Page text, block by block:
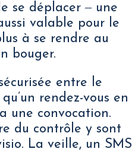
se déplacer ‒ une
valable pour le
à se rendre au
bouger.
entre le
rendez-vous en
une convocation.
du contrôle y sont
La veille, un SMS